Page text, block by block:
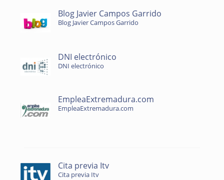
Blog Javier Campos Garrido
Blog Javier Campos Garrido
DNI electrónico
DNI electrónico
EmpleaExtremadura.com
EmpleaExtremadura.com
Cita previa Itv
Cita previa Itv